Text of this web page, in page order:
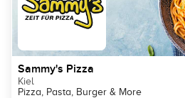
Sammy's Pizza
Kiel
Pizza, Pasta, Burger & More